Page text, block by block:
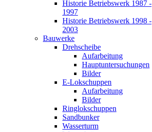
Historie Betriebswerk 1987 -
1997
Historie Betriebswerk 1998 -
2003
Bauwerke
Drehscheibe
Aufarbeitung
Hauptuntersuchungen
Bilder
E-Lokschuppen
Aufarbeitung
Bilder
Ringlokschuppen
Sandbunker
Wasserturm